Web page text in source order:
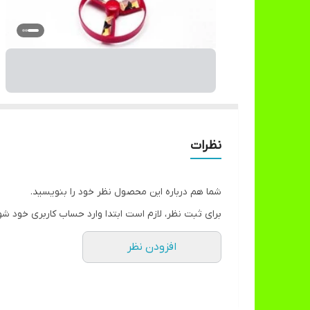
نظرات
شما هم درباره این محصول نظر خود را بنویسید.
برای ثبت نظر، لازم است ابتدا وارد حساب کاربری خود
افزودن نظر